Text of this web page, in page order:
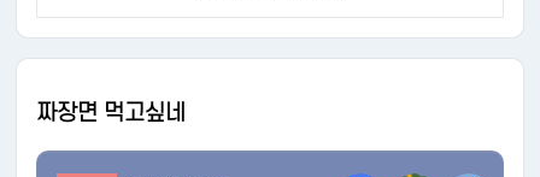
짜장면 먹고싶네